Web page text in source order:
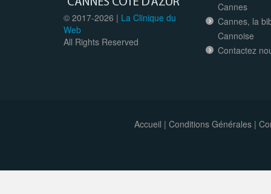
© 2017-2026 | La Clinique du
Web
All Rights Reserved
Cannes
Cannes, la
Cannoise
Contactez
Accueil | Conditions Générales|